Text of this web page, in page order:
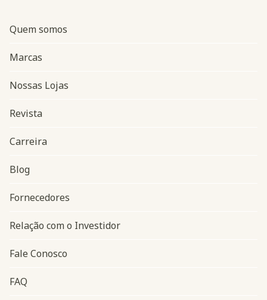
Navegação do rodapé
Quem somos
Marcas
Nossas Lojas
Revista
Carreira
Blog
Fornecedores
Relação com o Investidor
Fale Conosco
FAQ